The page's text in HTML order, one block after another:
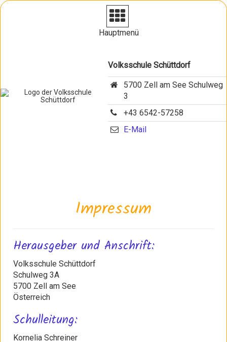
Navigation
aufklappen
Hauptmenü
Volksschule Schüttdorf
5700 Zell am See Schulweg
3
+43 6542-57258
E-Mail
Impressum
Herausgeber und Anschrift:
Volksschule Schüttdorf
Schulweg 3A
5700 Zell am See
Österreich
Schulleitung:
Kornelia Schreiner